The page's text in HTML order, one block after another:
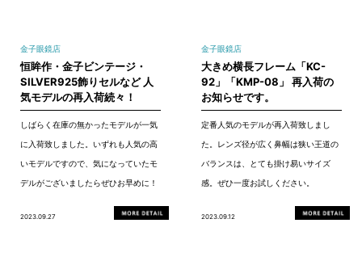
金子眼鏡店
恒眸作・金子ビンテージ・
SILVER925飾りセルなど 人
気モデルの再入荷続々！
しばらく在庫の無かったモデルが一気
に入荷致しました。いずれも人気の高
いモデルですので、気になっていたモ
デルがございましたらぜひお早めに！
2023.09.27
金子眼鏡店
大きめ横長フレーム「KC-
92」「KMP-08」 再入荷の
お知らせです。
定番人気のモデルが再入荷致しまし
た。レンズ径が広く鼻幅は狭い王道の
バランスは、とても掛け易いサイズ
感。ぜひ一度お試しください。
2023.09.12